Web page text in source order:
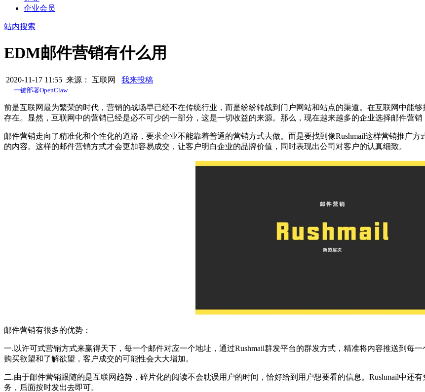
企业会员
站内搜索
EDM邮件营销有什么用
2020-11-17 11:55 来源： 互联网 我来投稿
一键部署OpenClaw
前是互联网最为繁荣的时代，营销的战场早已经不在传统行业，而是纷纷转战到门户网站和站点的渠道。在互联网中能
存在。显然，互联网中的营销已经是必不可少的一部分，这是一切收益的来源。那么，现在越来越多的企业选择邮件营
邮件营销走向了精准化和个性化的道路，要求企业不能靠着普通的营销方式去做。而是要找到像Rushmail这样营销推广
的内容。这样的邮件营销方式才会更加容易成交，让客户明白企业的品牌价值，同时表现出公司对客户的认真细致。
邮件营销有很多的优势：
一.以许可式营销方式来赢得天下，每一个邮件对应一个地址，通过Rushmail群发平台的群发方式，精准将内容推送到每
购买欲望和了解欲望，客户成交的可能性会大大增加。
二.由于邮件营销跟随的是互联网趋势，碎片化的阅读不会耽误用户的时间，恰好给到用户想要看的信息。Rushmail中还
务，后面按时发出去即可。